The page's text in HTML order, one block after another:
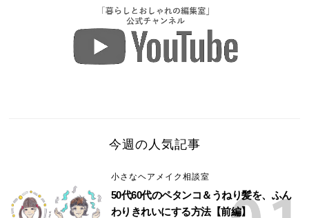
今週の人気記事
小さなヘアメイク相談室
50代60代のペタンコ＆うねり髪を、ふん
わりきれいにする方法【前編】